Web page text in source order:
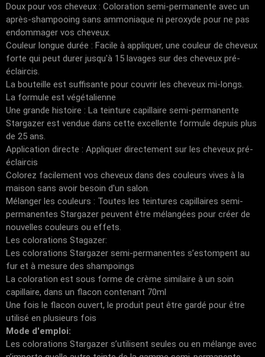
Doux pour vos cheveux : Coloration semi-permanente avec un
après-shampooing sans ammoniaque ni peroxyde pour ne pas
endommager vos cheveux.
Couleur longue durée : Facile à appliquer, une couleur de cheveux
forte qui peut durer jusqu'à 15 lavages sur des cheveux pré-
éclaircis.
La bouteille est suffisante pour couvrir les cheveux mi-longs.
La formule est végétalienne
Une grande histoire : La teinture capillaire semi-permanente
Stargazer est vendue dans cette excellente formule depuis plus
de 25 ans.
Application directe : Appliquer directement sur les cheveux pré-
éclaircis
Colorez facilement vos cheveux dans des couleurs vives à la
maison sans avoir besoin d'un salon.
Mélanger les couleurs : Toutes les teintures capillaires semi-
permanentes Stargazer peuvent être mélangées pour créer de
nouvelles couleurs ou effets.
Les colorations Stagazer:
Les colorations Stargazer semi-permanentes s’estompent au
fur et à mesure des shampoings
La coloration est sous forme de crème similaire à un soin
capillaire, dans un flacon contenant 70ml
Une fois le flacon ouvert, le produit peut être gardé pour être
utilisé en plusieurs fois
Mode d'emploi:
Les colorations Stargazer s’utilisent seules ou en mélange avec